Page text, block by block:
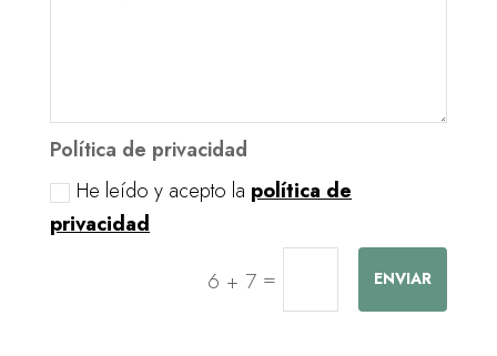
Política de privacidad
He leído y acepto la política de
privacidad
6 + 7 = ENVIAR